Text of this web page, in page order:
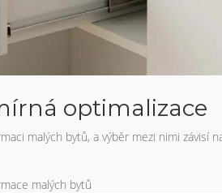
optimalizace
malých bytů, a výběr mezi nimi závisí
malých bytů